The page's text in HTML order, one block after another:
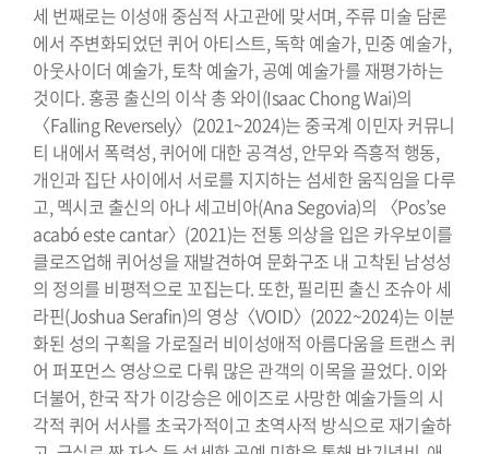
세 번째로는 이성애 중심적 사고관에 맞서며, 주류 미술 담론
에서 주변화되었던 퀴어 아티스트, 독학 예술가, 민중 예술가,
아웃사이더 예술가, 토착 예술가, 공예 예술가를 재평가하는
것이다. 홍콩 출신의 이삭 총 와이(Isaac Chong Wai)의
〈Falling Reversely〉(2021~2024)는 중국계 이민자 커뮤니
티 내에서 폭력성, 퀴어에 대한 공격성, 안무와 즉흥적 행동,
개인과 집단 사이에서 서로를 지지하는 섬세한 움직임을 다루
고, 멕시코 출신의 아나 세고비아(Ana Segovia)의 〈Pos’se
acabó este cantar〉(2021)는 전통 의상을 입은 카우보이를
클로즈업해 퀴어성을 재발견하여 문화구조 내 고착된 남성성
의 정의를 비평적으로 꼬집는다. 또한, 필리핀 출신 조슈아 세
라핀(Joshua Serafin)의 영상〈VOID〉(2022~2024)는 이분
화된 성의 구획을 가로질러 비이성애적 아름다움을 트랜스 퀴
어 퍼포먼스 영상으로 다뤄 많은 관객의 이목을 끌었다. 이와
더불어, 한국 작가 이강승은 에이즈로 사망한 예술가들의 시
각적 퀴어 서사를 초국가적이고 초역사적 방식으로 재기술하